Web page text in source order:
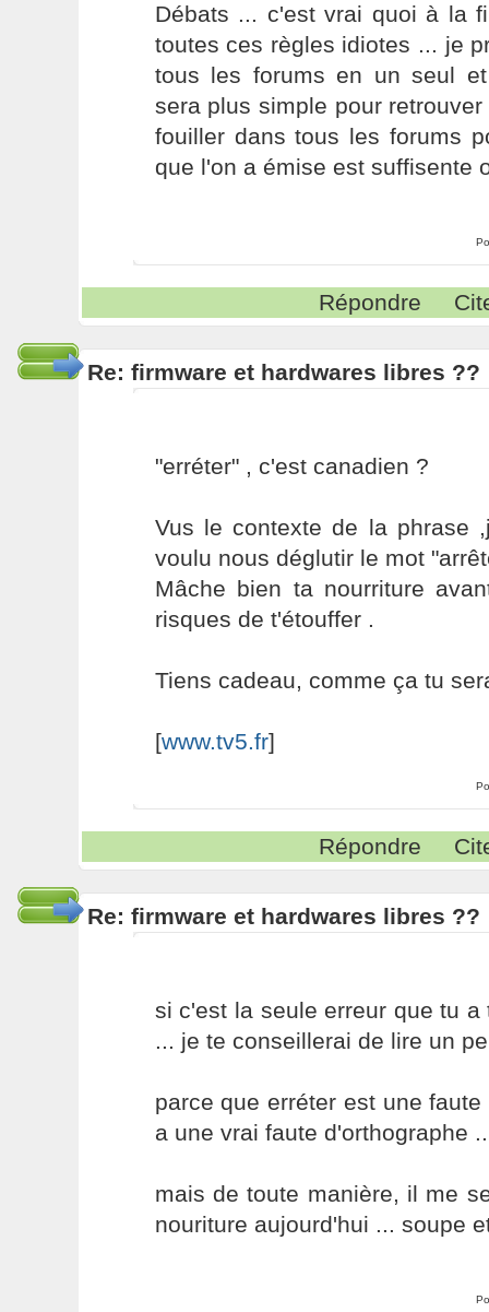
Débats ... c'est vrai quoi à la
toutes ces règles idiotes ... je
tous les forums en un seul
sera plus simple pour
fouiller dans tous les forums
que l'on a émise est suffisente
Répondre
Re: firmware et hardwares libres ??
"erréter" , c'est canadien ?
Vus le contexte de la phrase
voulu nous déglutir le mot
Mâche bien ta nourriture
risques de t'étouffer .
Tiens cadeau, comme ça tu
[www.tv5.fr]
Répondre
Re: firmware et hardwares libres ??
si c'est la seule erreur que tu
... je te conseillerai de lire un
parce que erréter est une
a une vrai faute d'orthographe
mais de toute manière, il me
nouriture aujourd'hui ... soupe